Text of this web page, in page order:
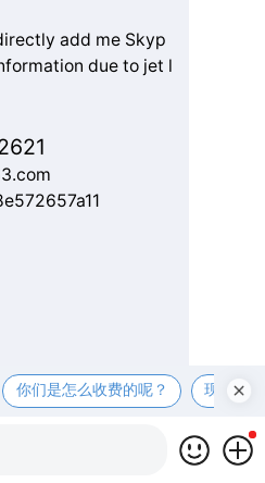
add me Skyp
due to jet l
你们是怎么收费的呢？ 现在有